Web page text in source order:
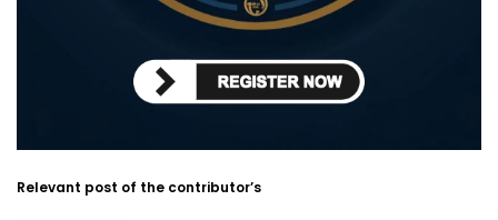
Relevant post of the contributor’s